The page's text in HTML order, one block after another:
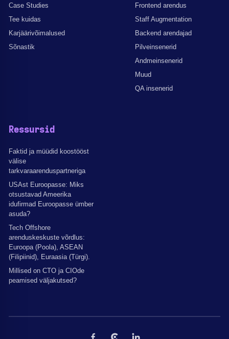
Case Studies
Tee kuidas
Karjäärivõimalused
Sõnastik
Frontend arendus
Staff Augmentation
Backend arendajad
Pilveinsenerid
Andmeinsenerid
Muud
QA insenerid
Ressursid
Faktid ja müüdid koostööst
välise
tarkvaraarenduspartneriga
USAst Euroopasse: Miks
otsustavad Ameerika
idufirmad Euroopasse ümber
asuda?
Tech Offshore
arenduskeskuste võrdlus:
Euroopa (Poola), ASEAN
(Filipiinid), Euraasia (Türgi).
Millised on CTO ja CIOde
peamised väljakutsed?